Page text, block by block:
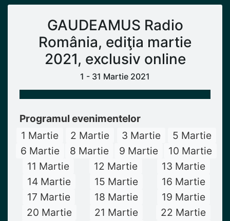
GAUDEAMUS Radio
România, ediţia martie
2021, exclusiv online
1 - 31 Martie 2021
Programul evenimentelor
1 Martie
2 Martie 3 Martie
5 Martie
6 Martie
8 Martie 9 Martie
10 Martie
11 Martie
12 Martie
13 Martie
14 Martie
15 Martie
16 Martie
17 Martie
18 Martie
19 Martie
20 Martie
21 Martie
22 Martie